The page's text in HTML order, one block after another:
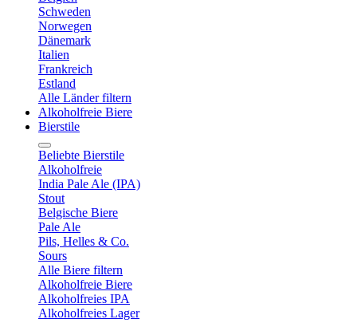
Schweden
Norwegen
Dänemark
Italien
Frankreich
Estland
Alle Länder filtern
Alkoholfreie Biere
Bierstile
Beliebte Bierstile
Alkoholfreie
India Pale Ale (IPA)
Stout
Belgische Biere
Pale Ale
Pils, Helles & Co.
Sours
Alle Biere filtern
Alkoholfreie Biere
Alkoholfreies IPA
Alkoholfreies Lager